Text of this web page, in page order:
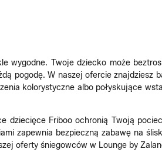
wygodne. Twoje dziecko może
pogodę. W naszej ofercie znajdziesz
kolorystyczne albo połyskujące
dziecięce Friboo ochronią Twoją
zapewnia bezpieczną zabawę na
oferty śniegowców w Lounge by